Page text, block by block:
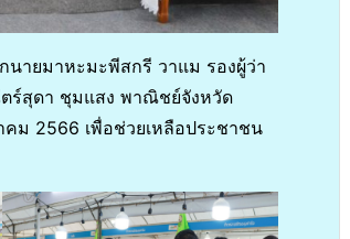
นายมาหะมะพีสกรี วาแม รองผู้ว่า
ตร์สุดา ชุมแสง พาณิชย์จังหวัด
ม 2566 เพื่อช่วยเหลือประชาชน